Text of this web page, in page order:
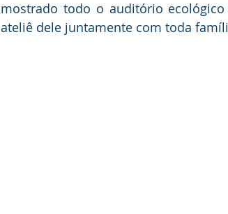
mostrado todo o auditório
ateliê dele juntamente com toda